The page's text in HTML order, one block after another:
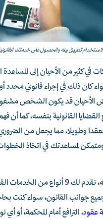
تطبيق بينه والحصول على خدمتك
في كثير من الأحيان إلى المساعدة
كان ذلك في إجراء قانوني محدد
الأحيان قد يكون الشخص
القانونية بنفسه، كما أن
وطويلا، مما يجعل من
لمساعدتك في اتخاذ
من خلال تطبيق بينه، نقدم لك 9 أنواع من
جميع جوانب القانون، سواء كنت
عقود، الترافع أمام المحكمة، أو أي